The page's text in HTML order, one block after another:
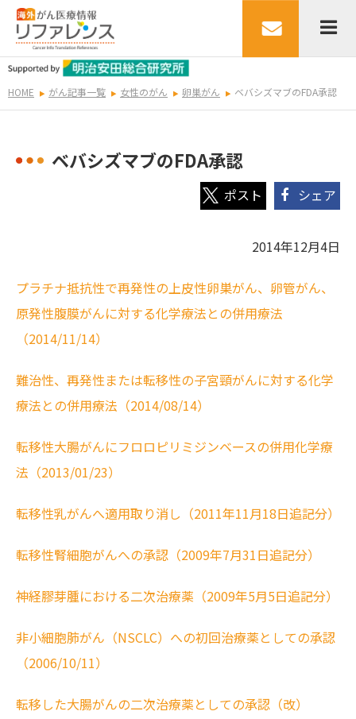
HOME がん記事一覧 女性のがん 卵巣がん ベバシズマブのFDA承認
ベバシズマブのFDA承認
シェア
2014年12月4日
プラチナ抵抗性で再発性の上皮性卵巣がん、卵管がん、
原発性腹膜がんに対する化学療法との併用療法
（2014/11/14）
難治性、再発性または転移性の子宮頸がんに対する化学
療法との併用療法（2014/08/14）
転移性大腸がんにフロロピリミジンベースの併用化学療
法（2013/01/23）
転移性乳がんへ適用取り消し（2011年11月18日追記分）
転移性腎細胞がんへの承認（2009年7月31日追記分）
神経膠芽腫における二次治療薬（2009年5月5日追記分）
非小細胞肺がん（NSCLC）への初回治療薬としての承認
（2006/10/11）
転移した大腸がんの二次治療薬としての承認（改）